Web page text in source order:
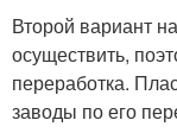
Второй вариант
осуществить,
переработка.
заводы по его